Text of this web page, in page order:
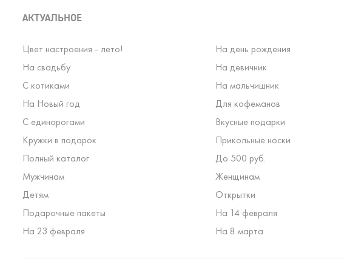
АКТУАЛЬНОЕ
Цвет настроения - лето!
На день рождения
На свадьбу
На девичник
С котиками
На мальчишник
На Новый год
Для кофеманов
С единорогами
Вкусные подарки
Кружки в подарок
Прикольные носки
Полный каталог
До 500 руб.
Мужчинам
Женщинам
Детям
Открытки
Подарочные пакеты
На 14 февраля
На 23 февраля
На 8 марта